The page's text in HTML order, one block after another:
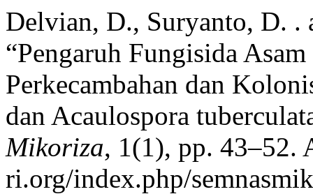
Delvian, D., Suryanto, D. .
“Pengaruh Fungisida
Perkecambahan dan
dan Acaulospora
Mikoriza, 1(1), pp. 43–52.
ri.org/index.php/